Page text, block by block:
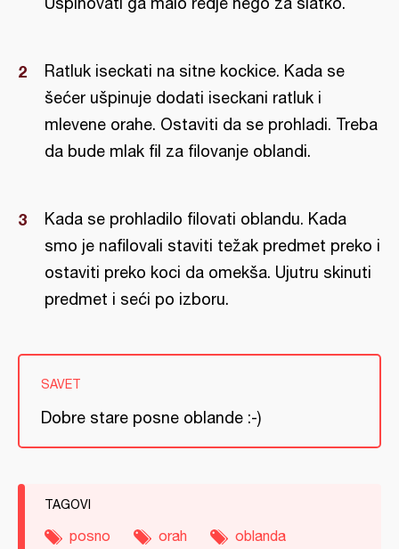
Ratluk iseckati na sitne kockice. Kada se
šećer ušpinuje dodati iseckani ratluk i
mlevene orahe. Ostaviti da se prohladi. Treba
da bude mlak fil za filovanje oblandi.
Kada se prohladilo filovati oblandu. Kada
smo je nafilovali staviti težak predmet preko i
ostaviti preko koci da omekša. Ujutru skinuti
predmet i seći po izboru.
SAVET
Dobre stare posne oblande :-)
TAGOVI
posno orah
oblanda